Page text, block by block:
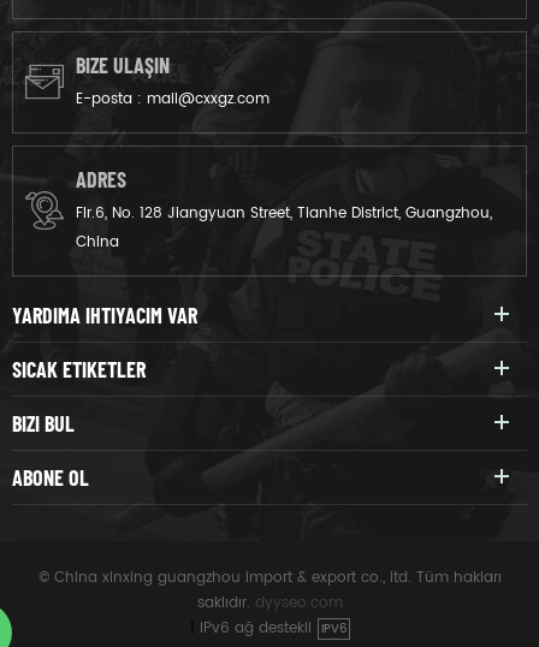
BIZE ULAŞIN
E-posta : mail@cxxgz.com
ADRES
Flr.6, No. 128 Jiangyuan Street, Tianhe District, Guangzhou,
China
YARDIMA IHTIYACIM VAR
SICAK ETIKETLER
BIZI BUL
ABONE OL
© China xinxing guangzhou import & export co., ltd. Tüm hakları
saklıdır. dyyseo.com
IPv6 ağ destekli IPV6